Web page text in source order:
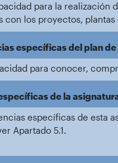
para la
con los proyectos,
específicas del plan
para conocer,
de la
específicas de esta
Apartado 5.1.